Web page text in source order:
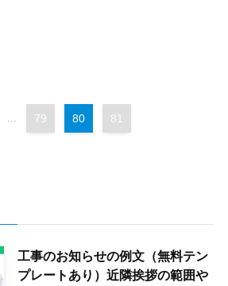
... 79 80 81
工事のお知らせの例文（無料テン
プレートあり）近隣挨拶の範囲や